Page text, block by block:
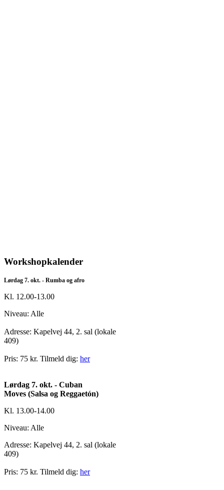
Workshopkalender
Lørdag 7. okt. - Rumba og afro
Kl. 12.00-13.00
Niveau: Alle
Adresse: Kapelvej 44, 2. sal (lokale
409)
Pris: 75 kr. Tilmeld dig: her
Lørdag 7. okt. - Cuban
Moves (Salsa og Reggaetón)
Kl. 13.00-14.00
Niveau: Alle
Adresse: Kapelvej 44, 2. sal (lokale
409)
Pris: 75 kr. Tilmeld dig: her